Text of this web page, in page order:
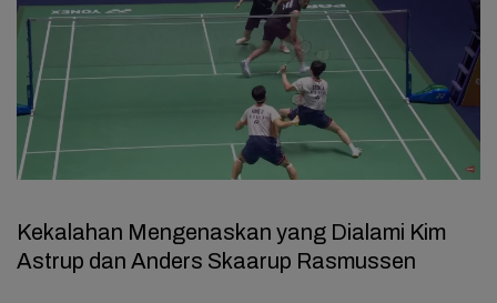
Kekalahan Mengenaskan yang Dialami Kim
Astrup dan Anders Skaarup Rasmussen